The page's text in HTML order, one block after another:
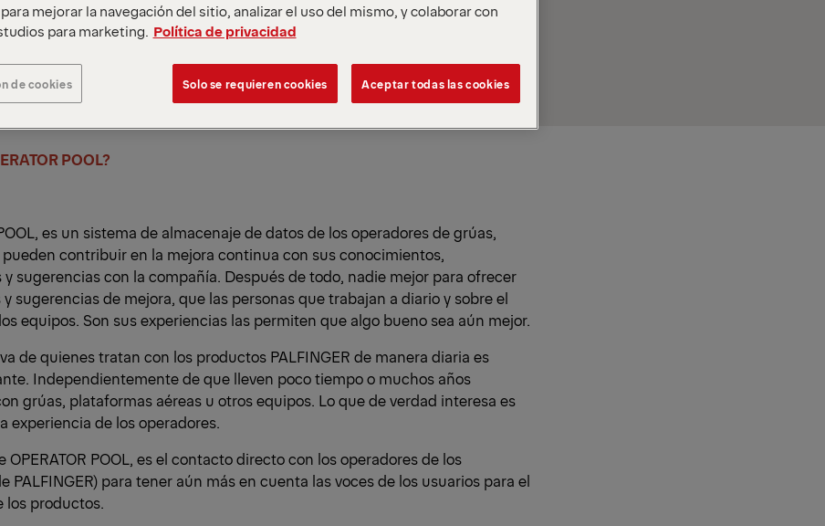
mano las operaciones y maniobras con las máquinas, estos que están
terreno ya sea urbano o industrial - los Operadores.
POOL?
es un sistema de almacenaje de datos de los operadores de grúas,
contribuir en la mejora continua con sus conocimientos,
y sugerencias con la compañía. Después de todo, nadie mejor para ofrecer
sugerencias de mejora, que las personas que trabajan a diario y sobre el
equipos. Son sus experiencias las permiten que algo bueno sea aún mejor.
de quienes tratan con los productos PALFINGER de manera diaria es
Independientemente de que lleven poco tiempo o muchos años
grúas, plataformas aéreas u otros equipos. Lo que de verdad interesa es
experiencia de los operadores.
OPERATOR POOL, es el contacto directo con los operadores de los
PALFINGER) para tener aún más en cuenta las voces de los usuarios para el
los productos.
mejorar la navegación del sitio, analizar el uso del mismo, y colaborar con
para marketing. Política de privacidad
de cookies Solo se requieren cookies Aceptar todas las cookies